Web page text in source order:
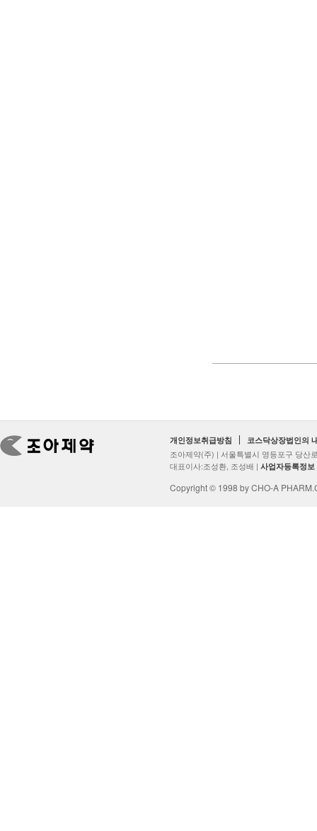
개인정보취급방침 코스닥상장법인의
조아제약(주) | 서울특별시 영등포구 당산
대표이사:조성환, 조성배 | 사업자등록정보
Copyright © 1998 by CHO-A